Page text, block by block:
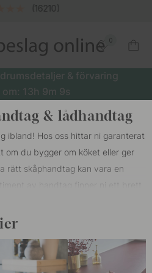
(16210)
.
0
.
& förvaring
13h 9m 8s
& lådhandtag
ibland! Hos oss hittar ni garanterat
om du bygger om köket eller ger
rätt skåphandtag kan vara en
Att bara byta kökshandtag
inte alltid man behöver investera i
känsla i hemmet, det räcker ofta